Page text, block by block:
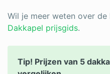
Wil je meer weten over
Dakkapel prijsgids.
Tip! Prijzen van 5